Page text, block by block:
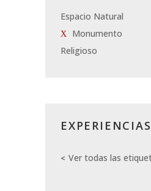
Espacio Natural
Monumento
Religioso
EXPERIENCIAS
Ver todas las